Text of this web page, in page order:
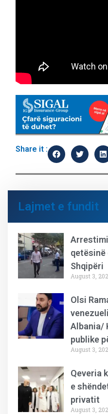
Share it :
Lajmet e fundit
qetësinë
Shqipëri
August 3,
Olsi
Albania/
publike
August 3,
Qeveria
e
privatit
August 3,